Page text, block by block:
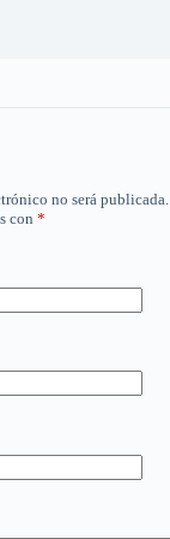
no será publicada.
con *